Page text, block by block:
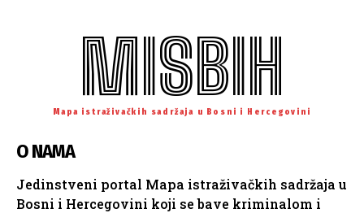
MISBIH
Mapa istraživačkih sadržaja u Bosni i Hercegovini
O NAMA
Jedinstveni portal Mapa istraživačkih sadržaja u
Bosni i Hercegovini koji se bave kriminalom i